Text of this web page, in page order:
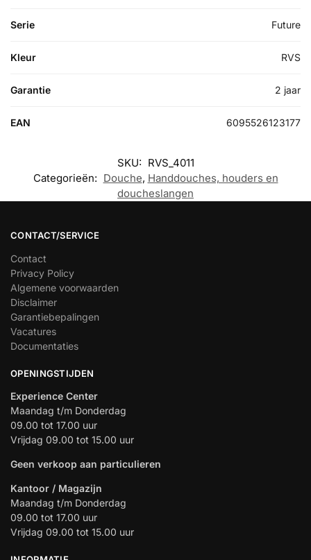
Serie Future
Kleur RVS
Garantie 2 jaar
EAN 6095526123177
SKU: RVS_4011
Categorieën: Douche, Handdouches, houders en
doucheslangen
CONTACT/SERVICE
Contact
Privacy Policy
Algemene voorwaarden
Disclaimer
Garantiebepalingen
Vacatures
Documentaties
OPENINGSTIJDEN
Experience Center
Maandag t/m Donderdag
09.00 tot 17.00 uur
Vrijdag 09.00 tot 15.00 uur
Geen verkoop aan particulieren
Kantoor / Magazijn
Maandag t/m Donderdag
09.00 tot 17.00 uur
Vrijdag 09.00 tot 15.00 uur